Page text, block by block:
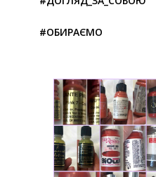
#ОБИРАЄМО